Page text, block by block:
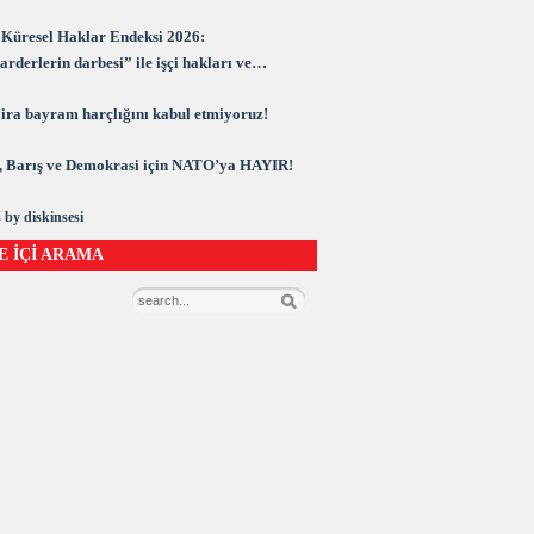
Haklar Endeksi 2026:
darbesi” ile işçi hakları ve
bayram harçlığını kabul etmiyoruz!
Barış ve Demokrasi için NATO’ya HAYIR!
by diskinsesi
İÇİ ARAMA